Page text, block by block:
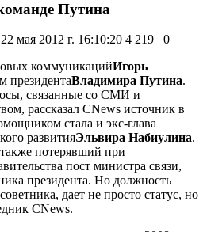
Путина
22 мая 2012 г. 16:10:20 4 219 0
коммуникацийИгорь
президентаВладимира Путина.
связанные со СМИ и
рассказал CNews источник в
стала и экс-глава
развитияЭльвира Набиулина.
потерявший при
пост министра связи,
президента. Но должность
дает не просто статус, но
CNews.